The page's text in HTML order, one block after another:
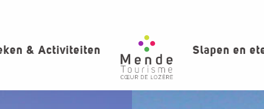
& Activiteiten Slapen en